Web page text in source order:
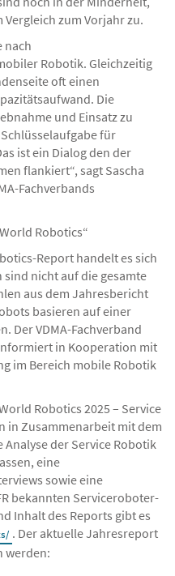
Vergleich zum Vorjahr zu.
nach
Robotik. Gleichzeitig
oft einen
Die
und Einsatz zu
für
ist ein Dialog den der
flankiert“, sagt Sascha
Fachverbands
Robotics“
Report handelt es sich
nicht auf die gesamte
aus dem Jahresbericht
basieren auf einer
Der VDMA-Fachverband
in Kooperation mit
im Bereich mobile Robotik
Robotics 2025 – Service
in Zusammenarbeit mit dem
der Service Robotik
eine
sowie eine
bekannten Serviceroboter-
Inhalt des Reports gibt es
. Der aktuelle Jahresreport
werden: